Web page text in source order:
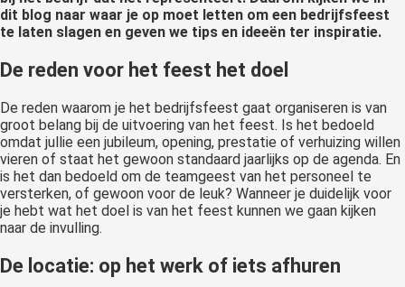
dit blog naar waar je op moet letten om een bedrijfsfeest
te laten slagen en geven we tips en ideeën ter inspiratie.
De reden voor het feest het doel
De reden waarom je het bedrijfsfeest gaat organiseren is van
groot belang bij de uitvoering van het feest. Is het bedoeld
omdat jullie een jubileum, opening, prestatie of verhuizing willen
vieren of staat het gewoon standaard jaarlijks op de agenda. En
is het dan bedoeld om de teamgeest van het personeel te
versterken, of gewoon voor de leuk? Wanneer je duidelijk voor
je hebt wat het doel is van het feest kunnen we gaan kijken
naar de invulling.
De locatie: op het werk of iets afhuren